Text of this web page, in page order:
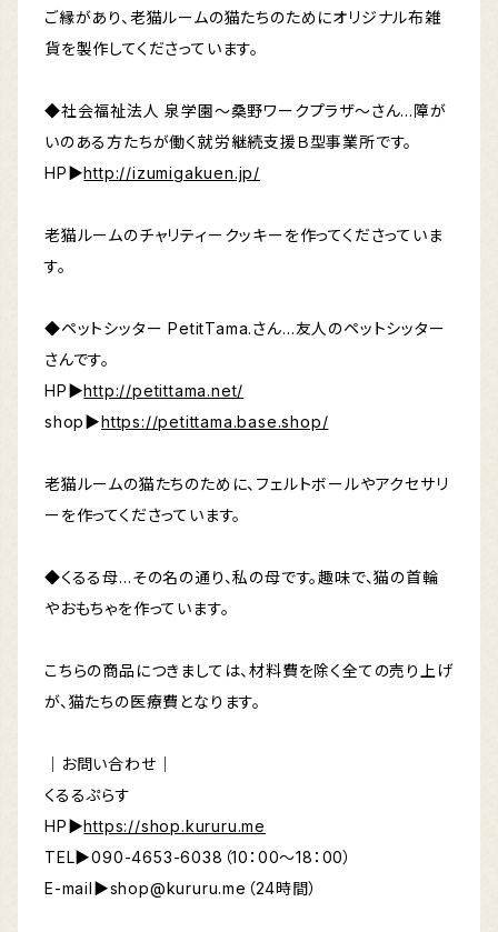
ご縁があり、老猫ルームの猫たちのためにオリジナル布雑
貨を製作してくださっています。
◆社会福祉法人 泉学園〜桑野ワークプラザ〜さん…障が
いのある方たちが働く就労継続支援Ｂ型事業所です。
HP▶︎http://izumigakuen.jp/
老猫ルームのチャリティークッキーを作ってくださっていま
す。
◆ペットシッター PetitTama.さん…友人のペットシッター
さんです。
HP▶︎http://petittama.net/
shop▶︎https://petittama.base.shop/
老猫ルームの猫たちのために、フェルトボールやアクセサリ
ーを作ってくださっています。
◆くるる母…その名の通り、私の母です。趣味で、猫の首輪
やおもちゃを作っています。
こちらの商品につきましては、材料費を除く全ての売り上げ
が、猫たちの医療費となります。
｜お問い合わせ｜
くるるぷらす
HP▶︎https://shop.kururu.me
TEL▶︎090-4653-6038（10：00～18：00）
E-mail▶︎shop@kururu.me （24時間）